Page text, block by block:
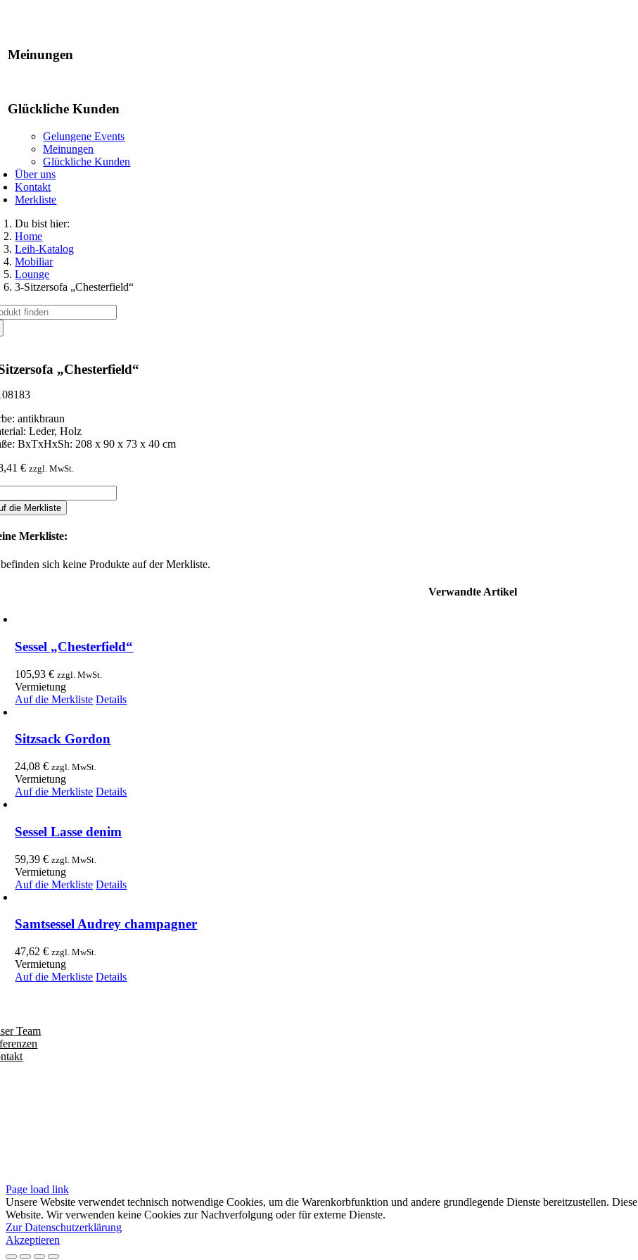
Meinungen
Glückliche Kunden
Gelungene Events
Meinungen
Glückliche Kunden
Über uns
Kontakt
Merkliste
Du bist hier:
Home
Leih-Katalog
Mobiliar
Lounge
3-Sitzersofa „Chesterfield“
„Chesterfield“
antikbraun
Leder, Holz
BxTxHxSh: 208 x 90 x 73 x 40 cm
€ zzgl. MwSt.
die Merkliste
Merkliste:
sich keine Produkte auf der Merkliste.
Verwandte Artikel
Sessel „Chesterfield“
105,93€ zzgl. MwSt.
Vermietung
Auf die Merkliste Details
Sitzsack Gordon
24,08€ zzgl. MwSt.
Vermietung
Auf die Merkliste Details
Sessel Lasse denim
59,39€ zzgl. MwSt.
Vermietung
Auf die Merkliste Details
Samtsessel Audrey champagner
47,62€ zzgl. MwSt.
Vermietung
Auf die Merkliste Details
Team
Page load link
Unsere Website verwendet technisch notwendige Cookies, um die Warenkorbfunktion und andere grundlegende Dienste bereitzustellen.
Website. Wir verwenden keine Cookies zur Nachverfolgung oder für externe Dienste.
Zur Datenschutzerklärung
Akzeptieren